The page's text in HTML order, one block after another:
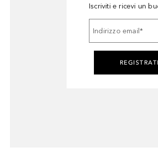
Iscriviti e ricevi un
Indirizzo email *
REGISTRATI